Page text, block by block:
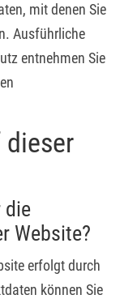
mit denen Sie
Ausführliche
entnehmen Sie
dieser
die
Website?
erfolgt durch
können Sie